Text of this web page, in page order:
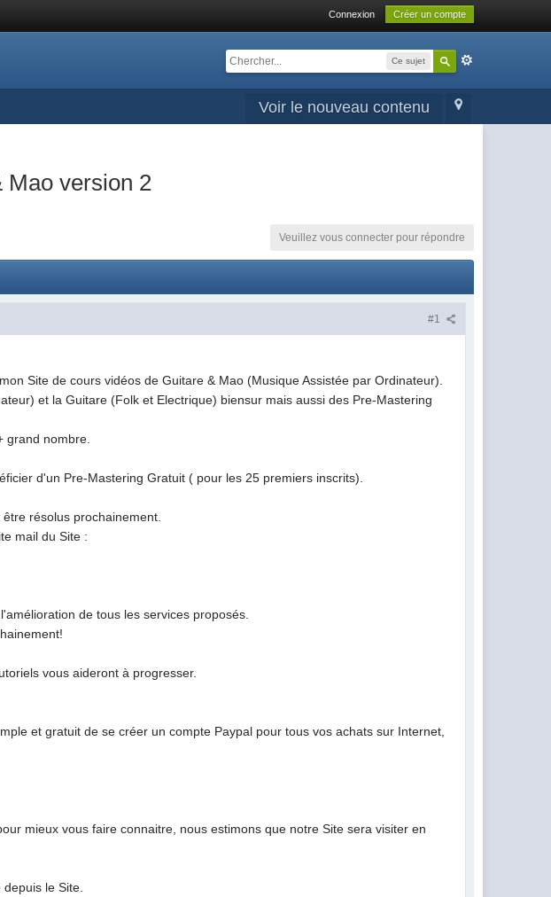
Connexion Créer un compte
Ce sujet
Voir le nouveau contenu
Mao version 2
Veuillez vous connecter pour répondre
#1
Site de cours vidéos de Guitare & Mao (Musique Assistée par Ordinateur).
et la Guitare (Folk et Electrique) biensur mais aussi des Pre-Mastering
grand nombre.
d'un Pre-Mastering Gratuit ( pour les 25 premiers inscrits).
résolus prochainement.
mail du Site :
de tous les services proposés.
vous aideront à progresser.
et gratuit de se créer un compte Paypal pour tous vos achats sur Internet,
mieux vous faire connaitre, nous estimons que notre Site sera visiter en
le Site.